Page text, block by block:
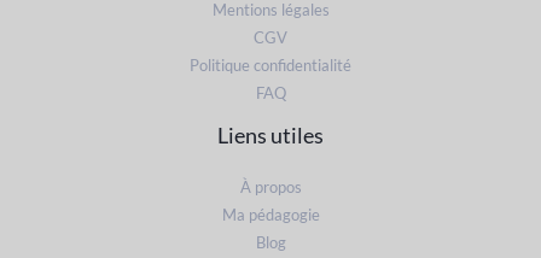
Mentions légales
CGV
Politique confidentialité
FAQ
Liens utiles
À propos
Ma pédagogie
Blog